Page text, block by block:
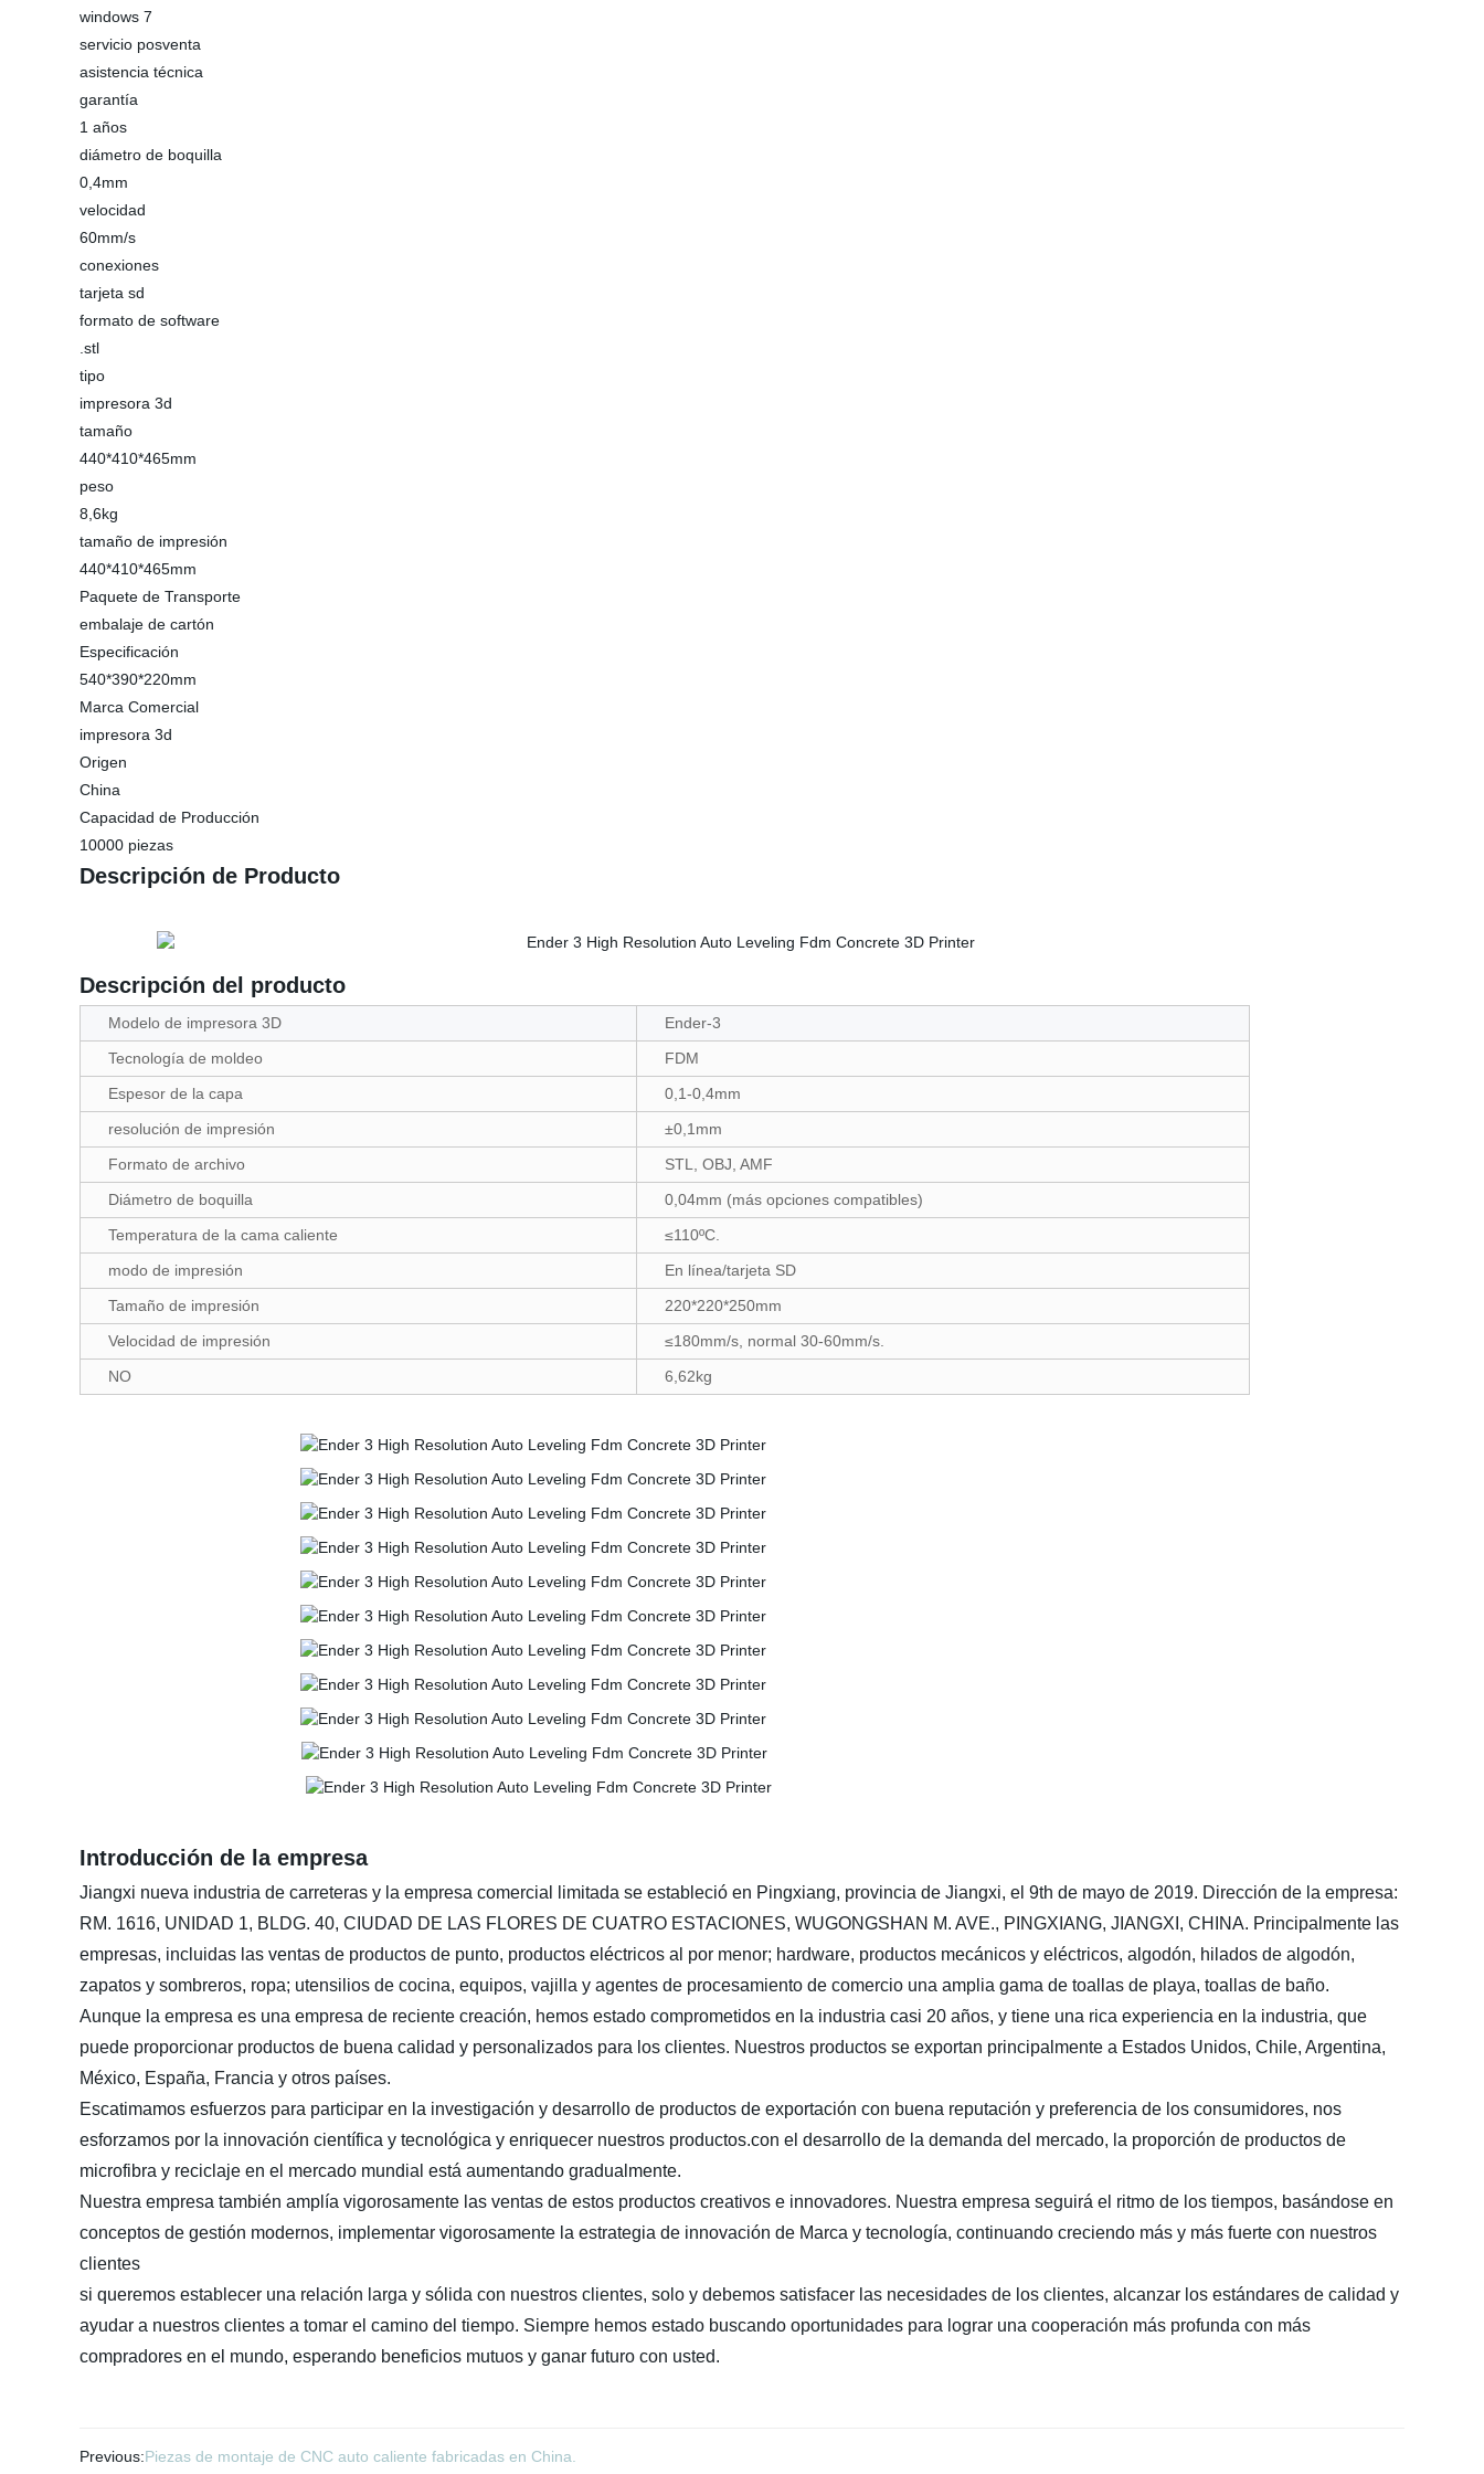
windows 7
servicio posventa
asistencia técnica
garantía
1 años
diámetro de boquilla
0,4mm
velocidad
60mm/s
conexiones
tarjeta sd
formato de software
.stl
tipo
impresora 3d
tamaño
440*410*465mm
peso
8,6kg
tamaño de impresión
440*410*465mm
Paquete de Transporte
embalaje de cartón
Especificación
540*390*220mm
Marca Comercial
impresora 3d
Origen
China
Capacidad de Producción
10000 piezas
Descripción de Producto
Descripción del producto
Modelo de impresora 3D
Ender-3
Tecnología de moldeo
FDM
Espesor de la capa
0,1-0,4mm
resolución de impresión
±0,1mm
Formato de archivo
STL, OBJ, AMF
Diámetro de boquilla
0,04mm (más opciones compatibles)
Temperatura de la cama caliente
≤110ºC.
modo de impresión
En línea/tarjeta SD
Tamaño de impresión
220*220*250mm
Velocidad de impresión
≤180mm/s, normal 30-60mm/s.
NO
6,62kg
Introducción de la empresa
Jiangxi nueva industria de carreteras y la empresa comercial limitada se estableció en Pingxiang, provincia de Jiangxi, el 9th de mayo de 2019. Dirección de la empresa:
RM. 1616, UNIDAD 1, BLDG. 40, CIUDAD DE LAS FLORES DE CUATRO ESTACIONES, WUGONGSHAN M. AVE., PINGXIANG, JIANGXI, CHINA. Principalmente las
empresas, incluidas las ventas de productos de punto, productos eléctricos al por menor; hardware, productos mecánicos y eléctricos, algodón, hilados de algodón,
zapatos y sombreros, ropa; utensilios de cocina, equipos, vajilla y agentes de procesamiento de comercio una amplia gama de toallas de playa, toallas de baño.
Aunque la empresa es una empresa de reciente creación, hemos estado comprometidos en la industria casi 20 años, y tiene una rica experiencia en la industria, que
puede proporcionar productos de buena calidad y personalizados para los clientes. Nuestros productos se exportan principalmente a Estados Unidos, Chile, Argentina,
México, España, Francia y otros países.
Escatimamos esfuerzos para participar en la investigación y desarrollo de productos de exportación con buena reputación y preferencia de los consumidores, nos
esforzamos por la innovación científica y tecnológica y enriquecer nuestros productos.con el desarrollo de la demanda del mercado, la proporción de productos de
microfibra y reciclaje en el mercado mundial está aumentando gradualmente.
Nuestra empresa también amplía vigorosamente las ventas de estos productos creativos e innovadores. Nuestra empresa seguirá el ritmo de los tiempos, basándose en
conceptos de gestión modernos, implementar vigorosamente la estrategia de innovación de Marca y tecnología, continuando creciendo más y más fuerte con nuestros
clientes
si queremos establecer una relación larga y sólida con nuestros clientes, solo y debemos satisfacer las necesidades de los clientes, alcanzar los estándares de calidad y
ayudar a nuestros clientes a tomar el camino del tiempo. Siempre hemos estado buscando oportunidades para lograr una cooperación más profunda con más
compradores en el mundo, esperando beneficios mutuos y ganar futuro con usted.
Previous:Piezas de montaje de CNC auto caliente fabricadas en China.